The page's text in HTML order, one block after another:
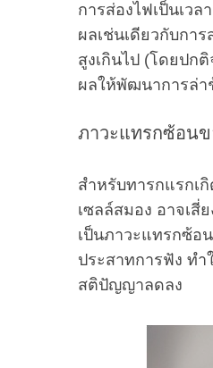
การส่องไฟเป็นเว
ผลเช่นเดียวกับกา
สูงเกินไป (โดยปก
ผลให้พัฒนาการล่า
ภาวะแทรกซ้อน
สำหรับทารกแรกเ
เซลล์สมอง อาจเสี่
เป็นภาวะแทรกซ้อ
ประสาทการฟัง ท
สติปัญญาลดลง